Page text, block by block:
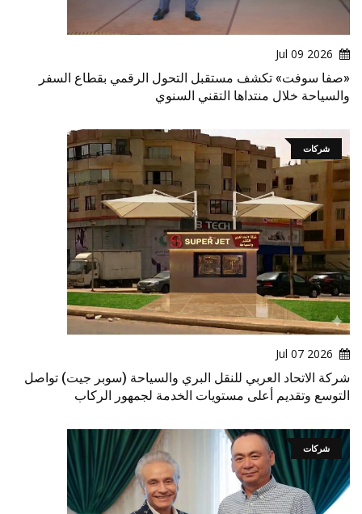
2026 Jul 09
«صفا سوفت» تكشف مستقبل التحول الرقمي بقطاع السفر
والسياحة خلال منتداها التقني السنوي
شركات
2026 Jul 07
شركة الاتحاد العربي للنقل البري والسياحة (سوبر جيت) تواصل
التوسع وتقديم أعلى مستويات الخدمة لجمهور الركاب
شركات